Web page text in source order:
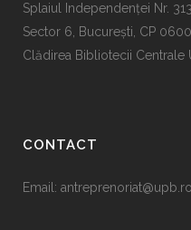
Splaiul Independenţei Nr.
Sector 6, Bucureşti, CP
Clădirea Bibliotecii Centrale
CONTACT
Email: antreprenoriat@upb.ro